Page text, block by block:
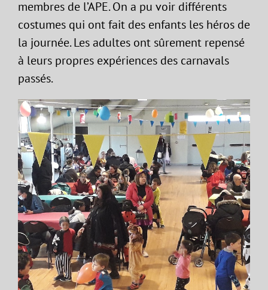
membres de l’APE. On a pu voir différents
costumes qui ont fait des enfants les héros de
la journée. Les adultes ont sûrement repensé
à leurs propres expériences des carnavals
passés.